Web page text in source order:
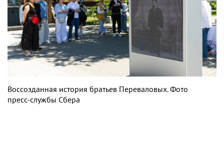
Воссозданная история братьев Переваловых. Фото
пресс-службы Сбера